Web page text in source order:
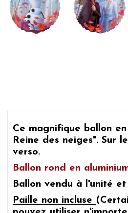
Ce magnifique ballon en
Reine des neiges". Sur
verso.
Ballon rond en
Ballon vendu à l'unité
Paille non incluse